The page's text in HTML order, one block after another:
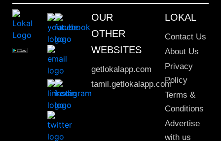
OUR
OTHER
WEBSITES
getlokalapp.com
tamil.getlokalapp.com
LOKAL
Contact Us
About Us
Privacy
Policy
Terms &
Conditions
Advertise
with us